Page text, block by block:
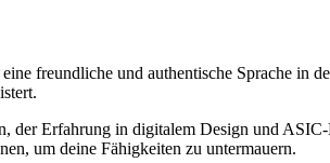
freundliche und authentische Sprache
der Erfahrung in digitalem Design und
um deine Fähigkeiten zu untermauern.